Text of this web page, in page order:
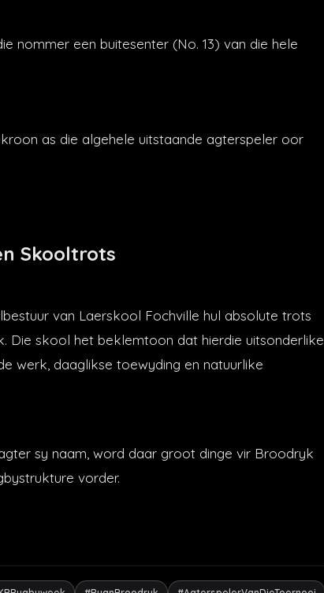
nommer een buitesenter (No. 13) van die hele
as die algehele uitstaande agterspeler oor
Skooltrots
van Laerskool Fochville hul absolute trots
Die skool het beklemtoon dat hierdie uitsonderlike
werk, daaglikse toewyding en natuurlike
sy naam, word daar groot dinge vir Broodryk
vorder.